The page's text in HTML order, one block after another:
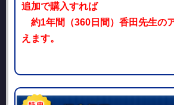
追加で購入すれば
約1年間（360日間）香田先生の
えます。